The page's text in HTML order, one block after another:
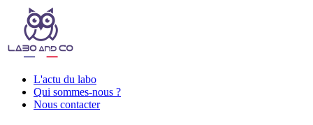
L'actu du labo
Qui sommes-nous ?
Nous contacter